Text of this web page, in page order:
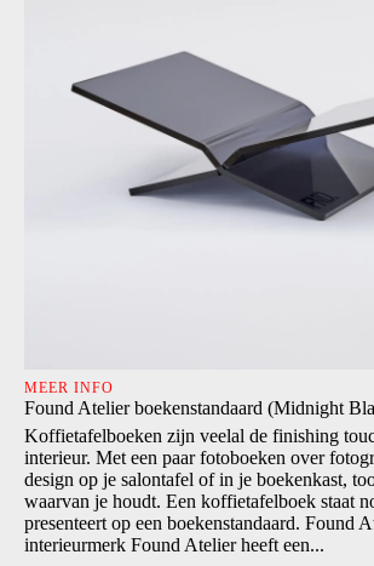
MEER INFO
Found Atelier boekenstandaard (Midnight
Koffietafelboeken zijn veelal de finishing
interieur. Met een paar fotoboeken over
design op je salontafel of in je boekenkast,
waarvan je houdt. Een koffietafelboek staat
presenteert op een boekenstandaard. Found
interieurmerk Found Atelier heeft een...